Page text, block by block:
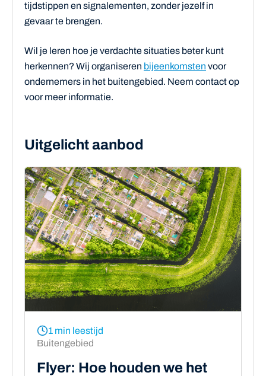
tijdstippen en signalementen, zonder jezelf in
gevaar te brengen.
Wil je leren hoe je verdachte situaties beter kunt
herkennen? Wij organiseren bijeenkomsten voor
ondernemers in het buitengebied. Neem contact op
voor meer informatie.
Uitgelicht aanbod
1 min leestijd
Buitengebied
Flyer: Hoe houden we het